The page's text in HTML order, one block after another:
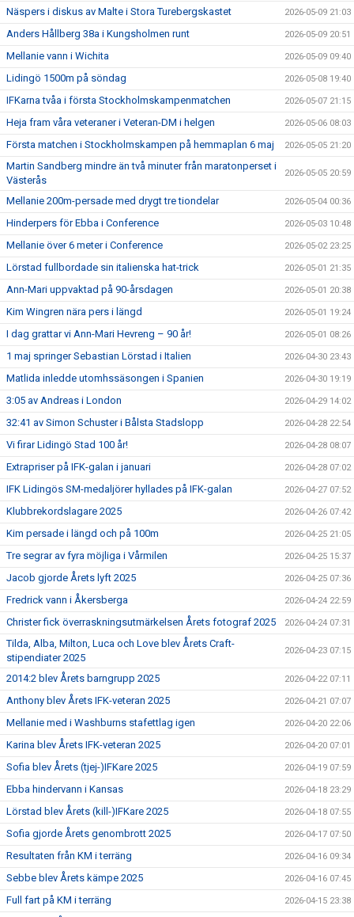
Näspers i diskus av Malte i Stora Turebergskastet 2026-05-09 21:03
Anders Hållberg 38a i Kungsholmen runt 2026-05-09 20:51
Mellanie vann i Wichita 2026-05-09 09:40
Lidingö 1500m på söndag 2026-05-08 19:40
IFKarna tvåa i första Stockholmskampenmatchen 2026-05-07 21:15
Heja fram våra veteraner i Veteran-DM i helgen 2026-05-06 08:03
Första matchen i Stockholmskampen på hemmaplan 6 maj 2026-05-05 21:20
Martin Sandberg mindre än två minuter från maratonperset i
Västerås
2026-05-05 20:59
Mellanie 200m-persade med drygt tre tiondelar 2026-05-04 00:36
Hinderpers för Ebba i Conference 2026-05-03 10:48
Mellanie över 6 meter i Conference 2026-05-02 23:25
Lörstad fullbordade sin italienska hat-trick 2026-05-01 21:35
Ann-Mari uppvaktad på 90-årsdagen 2026-05-01 20:38
Kim Wingren nära pers i längd 2026-05-01 19:24
I dag grattar vi Ann-Mari Hevreng – 90 år! 2026-05-01 08:26
1 maj springer Sebastian Lörstad i Italien 2026-04-30 23:43
Matlida inledde utomhssäsongen i Spanien 2026-04-30 19:19
3:05 av Andreas i London 2026-04-29 14:02
32:41 av Simon Schuster i Bålsta Stadslopp 2026-04-28 22:54
Vi firar Lidingö Stad 100 år! 2026-04-28 08:07
Extrapriser på IFK-galan i januari 2026-04-28 07:02
IFK Lidingös SM-medaljörer hyllades på IFK-galan 2026-04-27 07:52
Klubbrekordslagare 2025 2026-04-26 07:42
Kim persade i längd och på 100m 2026-04-25 21:05
Tre segrar av fyra möjliga i Vårmilen 2026-04-25 15:37
Jacob gjorde Årets lyft 2025 2026-04-25 07:36
Fredrick vann i Åkersberga 2026-04-24 22:59
Christer fick överraskningsutmärkelsen Årets fotograf 2025 2026-04-24 07:31
Tilda, Alba, Milton, Luca och Love blev Årets Craft-
stipendiater 2025
2026-04-23 07:15
2014:2 blev Årets barngrupp 2025 2026-04-22 07:11
Anthony blev Årets IFK-veteran 2025 2026-04-21 07:07
Mellanie med i Washburns stafettlag igen 2026-04-20 22:06
Karina blev Årets IFK-veteran 2025 2026-04-20 07:01
Sofia blev Årets (tjej-)IFKare 2025 2026-04-19 07:59
Ebba hindervann i Kansas 2026-04-18 23:29
Lörstad blev Årets (kill-)IFKare 2025 2026-04-18 07:55
Sofia gjorde Årets genombrott 2025 2026-04-17 07:50
Resultaten från KM i terräng 2026-04-16 09:34
Sebbe blev Årets kämpe 2025 2026-04-16 07:45
Full fart på KM i terräng 2026-04-15 23:38